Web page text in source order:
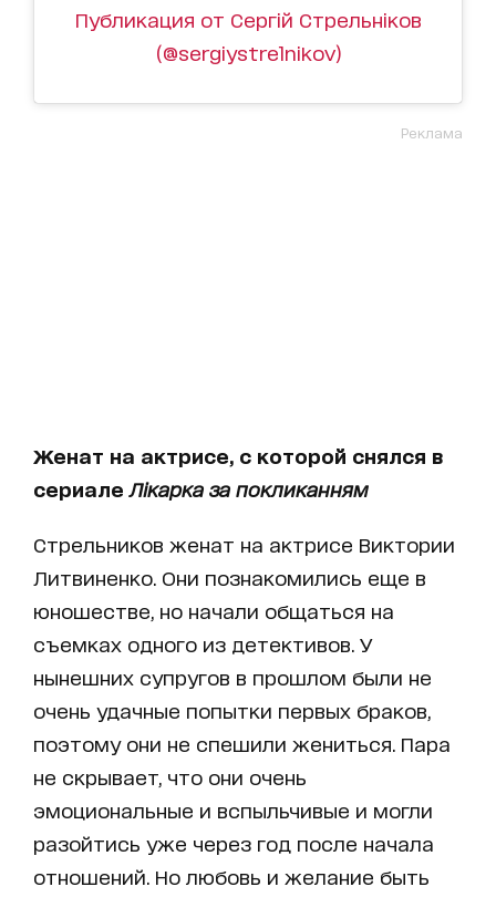
Публикация от Сергій Стрельніков
(@sergiystrelnikov)
Реклама
Женат на актрисе, с которой снялся в
сериале Лікарка за покликанням
Стрельников женат на актрисе Виктории
Литвиненко. Они познакомились еще в
юношестве, но начали общаться на
съемках одного из детективов. У
нынешних супругов в прошлом были не
очень удачные попытки первых браков,
поэтому они не спешили жениться. Пара
не скрывает, что они очень
эмоциональные и вспыльчивые и могли
разойтись уже через год после начала
отношений. Но любовь и желание быть